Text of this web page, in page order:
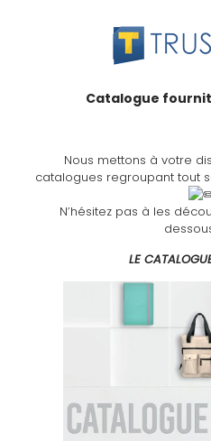
Catalogue
Nous mettons à votre
catalogues regroupant tout
N’hésitez pas à les
LE